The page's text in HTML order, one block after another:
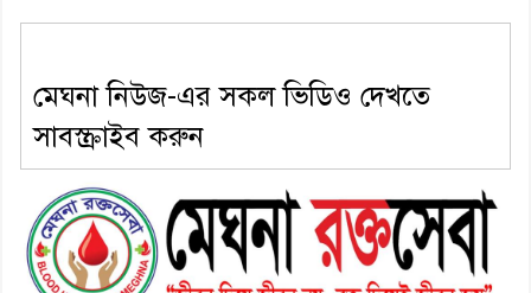
পেলেন দাউদকান্দি মডেল থানার
এএসআই সজল
৬। দাউদকান্দিতে উপজেলা আইন-
শৃঙ্খলা কমিটির মাসিক সভা অনুষ্ঠিত
মেঘনা নিউজ-এর সকল ভিডিও দেখতে
সাবস্ক্রাইব করুন